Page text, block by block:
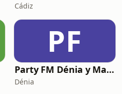
Cádiz
PF
Party FM Dénia y Marina Alta
Dénia